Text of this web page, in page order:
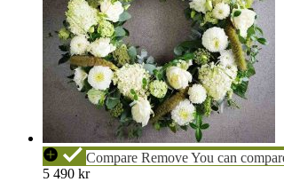
OMFÅNGSRIK
Krans
CompareRemoveYou can
5 490 kr